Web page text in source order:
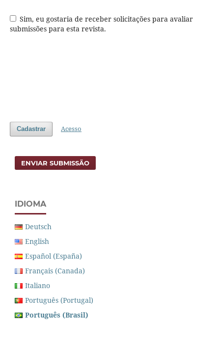
Sim, eu gostaria de receber solicitações para avaliar
submissões para esta revista.
Cadastrar Acesso
ENVIAR SUBMISSÃO
IDIOMA
Deutsch
English
Español (España)
Français (Canada)
Italiano
Português (Portugal)
Português (Brasil)